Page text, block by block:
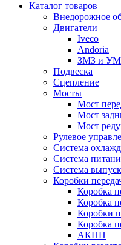
Каталог товаров
Внедорожное
Двигатели
Iveco
Andoria
ЗМЗ и
Подвеска
Сцепление
Мосты
Мост
Мост
Мост
Рулевое
Система
Система
Система
Коробки
Коробка
Коробка
Коробки
Коробка
АКПП